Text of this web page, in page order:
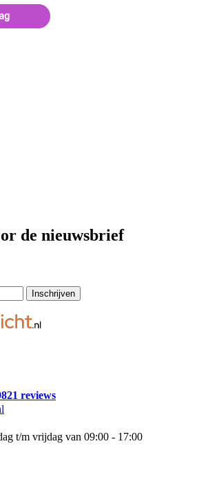
de nieuwsbrief
Inschrijven
reviews
t/m vrijdag van 09:00 - 17:00